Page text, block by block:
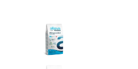
Passer
aux
informations